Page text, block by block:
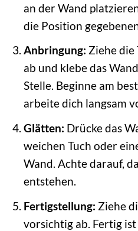
an der Wand
die Position
Anbringung: Ziehe
ab und klebe das
Stelle. Beginne am
arbeite dich langsam
Glätten: Drücke das
weichen Tuch oder
Wand. Achte darauf,
entstehen.
Fertigstellung: Ziehe
vorsichtig ab. Fertig